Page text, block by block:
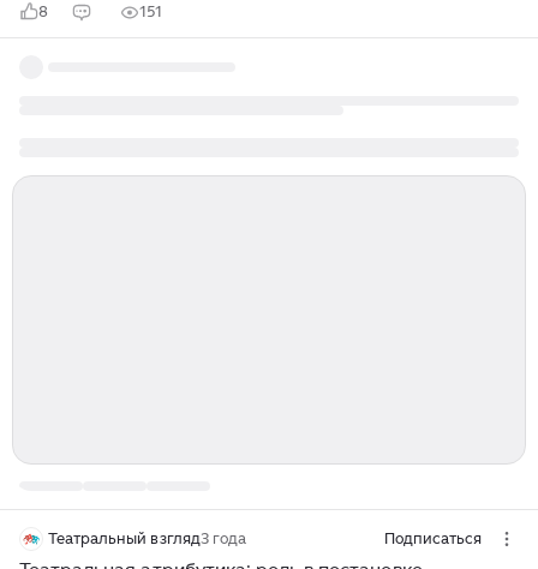
8 151
Театральный взгляд3 года Подписаться